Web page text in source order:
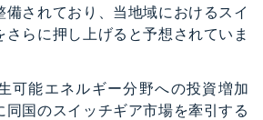
備されており、当地域におけるスイ
さらに押し上げると予想されていま
可能エネルギー分野への投資増加
同国のスイッチギア市場を牽引する